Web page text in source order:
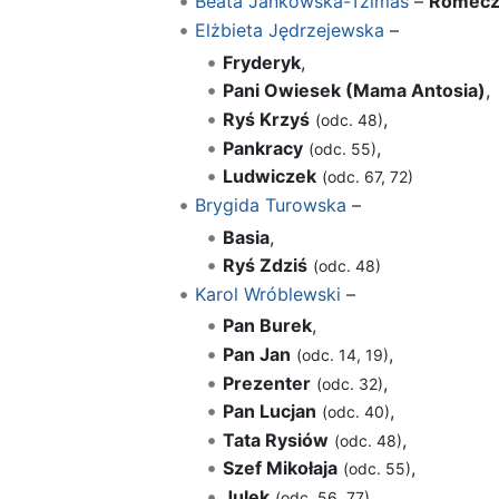
Elżbieta Jędrzejewska –
Fryderyk,
Pani Owiesek (Mama Antosia),
Ryś Krzyś (odc. 48),
Pankracy (odc. 55),
Ludwiczek (odc. 67, 72)
Brygida Turowska –
Basia,
Ryś Zdziś (odc. 48)
Karol Wróblewski –
Pan Burek,
Pan Jan (odc. 14, 19),
Prezenter (odc. 32),
Pan Lucjan (odc. 40),
Tata Rysiów (odc. 48),
Szef Mikołaja (odc. 55),